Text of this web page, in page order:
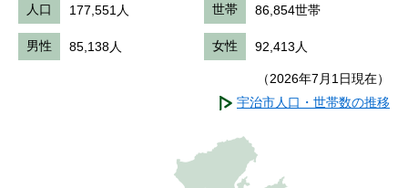
人口 177,551人 世帯 86,854世帯
男性 85,138人 女性 92,413人
（2026年7月1日現在）
宇治市人口・世帯数の推移